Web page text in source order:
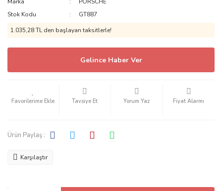
Stok Kodu
GT887
1.035,28 TL den başlayan taksitlerle!
Gelince Haber Ver
Tavsiye Et Yorum Yaz Fiyat Alarmı
Ürün Paylaş :
Karşılaştır